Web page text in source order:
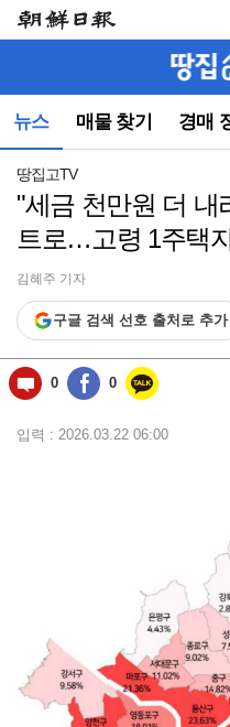
뉴스 매물 찾기 경매
뉴
(컨
동)
땅집고TV
"세금 천만원 더 내
트로…고령 1주택
김혜주 기자
구글 검색 선호 출처로 추가
0 0
입력 : 2026.03.22 06:00